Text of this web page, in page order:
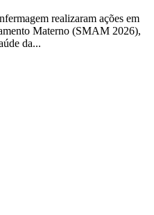
realizaram ações em
Materno (SMAM 2026),
da...